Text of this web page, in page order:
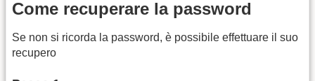
Come recuperare la password
Se non si ricorda la password, è possibile effettuare il suo
recupero